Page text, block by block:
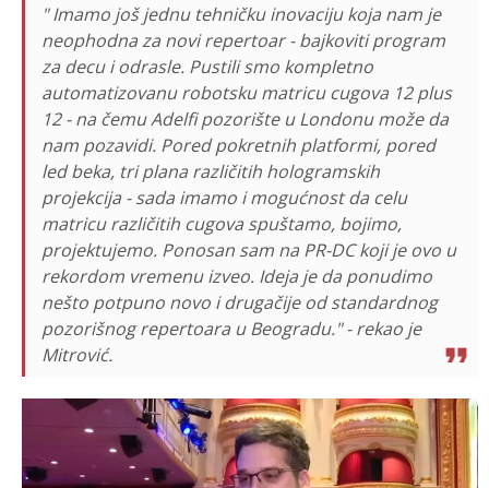
" Imamo još jednu tehničku inovaciju koja nam je
neophodna za novi repertoar - bajkoviti program
za decu i odrasle. Pustili smo kompletno
automatizovanu robotsku matricu cugova 12 plus
12 - na čemu Adelfi pozorište u Londonu može da
nam pozavidi. Pored pokretnih platformi, pored
led beka, tri plana različitih hologramskih
projekcija - sada imamo i mogućnost da celu
matricu različitih cugova spuštamo, bojimo,
projektujemo. Ponosan sam na PR-DC koji je ovo u
rekordom vremenu izveo. Ideja je da ponudimo
nešto potpuno novo i drugačije od standardnog
pozorišnog repertoara u Beogradu." - rekao je
Mitrović.